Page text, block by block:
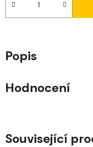
Popis
Hodnocení
Související